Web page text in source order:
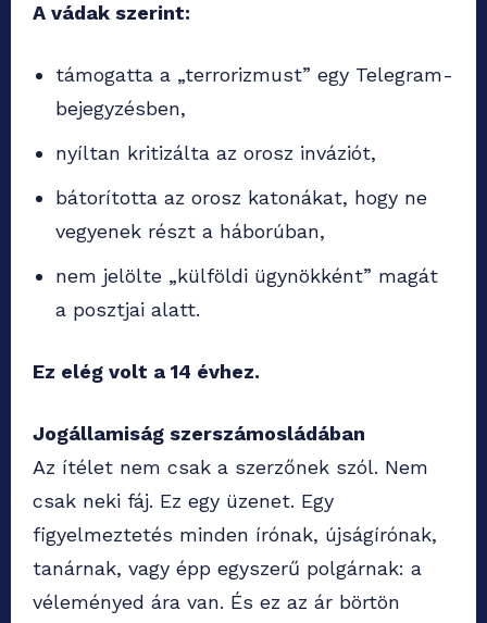
A vádak szerint:
támogatta a „terrorizmust” egy Telegram-
bejegyzésben,
nyíltan kritizálta az orosz inváziót,
bátorította az orosz katonákat, hogy ne
vegyenek részt a háborúban,
nem jelölte „külföldi ügynökként” magát
a posztjai alatt.
Ez elég volt a 14 évhez.
Jogállamiság szerszámosládában
Az ítélet nem csak a szerzőnek szól. Nem
csak neki fáj. Ez egy üzenet. Egy
figyelmeztetés minden írónak, újságírónak,
tanárnak, vagy épp egyszerű polgárnak: a
véleményed ára van. És ez az ár börtön